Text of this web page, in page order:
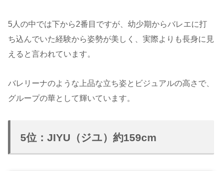
5人の中では下から2番目ですが、幼少期からバレエに打
ち込んでいた経験から姿勢が美しく、実際よりも長身に見
えると言われています。
バレリーナのような上品な立ち姿とビジュアルの高さで、
グループの華として輝いています。
5位：JIYU（ジユ）約159cm